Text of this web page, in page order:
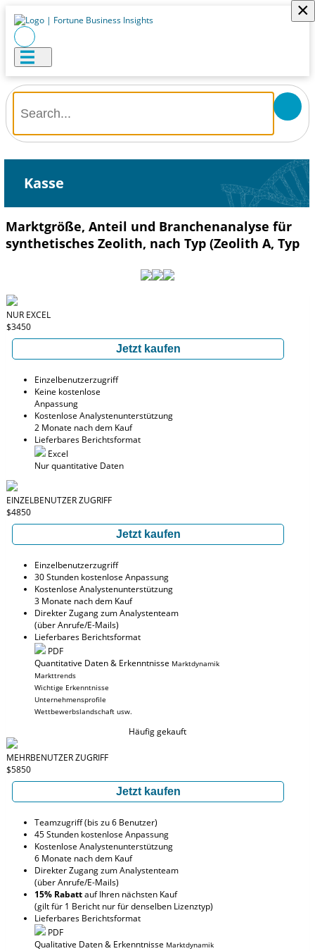
×
Kasse
Marktgröße, Anteil und Branchenanalyse für
synthetisches Zeolith, nach Typ (Zeolith A, Typ
NUR EXCEL
$3450
Jetzt kaufen
Einzelbenutzerzugriff
Keine kostenlose
Anpassung
Kostenlose Analystenunterstützung
2 Monate nach dem Kauf
Lieferbares Berichtsformat
Excel
Nur quantitative Daten
EINZELBENUTZER ZUGRIFF
$4850
Jetzt kaufen
Einzelbenutzerzugriff
30 Stunden kostenlose Anpassung
Kostenlose Analystenunterstützung
3 Monate nach dem Kauf
Direkter Zugang zum Analystenteam
(über Anrufe/E-Mails)
Lieferbares Berichtsformat
PDF
Quantitative Daten & Erkenntnisse Marktdynamik
Markttrends
Wichtige Erkenntnisse
Unternehmensprofile
Wettbewerbslandschaft usw.
Häufig gekauft
MEHRBENUTZER ZUGRIFF
$5850
Jetzt kaufen
Teamzugriff (bis zu 6 Benutzer)
45 Stunden kostenlose Anpassung
Kostenlose Analystenunterstützung
6 Monate nach dem Kauf
Direkter Zugang zum Analystenteam
(über Anrufe/E-Mails)
15% Rabattauf Ihren nächsten Kauf
(gilt für 1 Bericht nur für denselben Lizenztyp)
Lieferbares Berichtsformat
PDF
Qualitative Daten & Erkenntnisse Marktdynamik